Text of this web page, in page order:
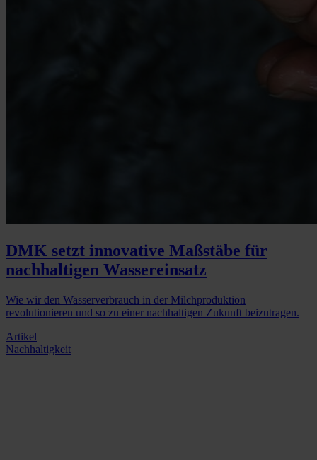
DMK setzt innovative Maßstäbe für
nachhaltigen Wassereinsatz
Wie wir den Wasserverbrauch in der Milchproduktion
revolutionieren und so zu einer nachhaltigen Zukunft beizutragen.
Artikel
Nachhaltigkeit